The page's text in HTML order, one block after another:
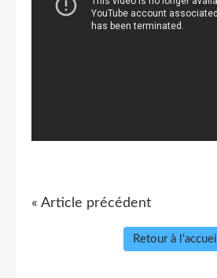
« Article précédent
Retour à l'accueil